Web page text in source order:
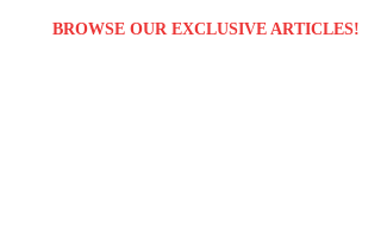
BROWSE OUR EXCLUSIVE ARTICLES!